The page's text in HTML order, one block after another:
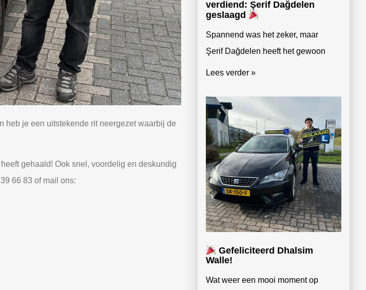
heb je een uitstekende rit neergezet waarbij de
gehaald! Ook snel, voordelig en deskundig
66 83 of mail ons:
verdiend: Şerif Dağdelen
geslaagd
Spannend was het zeker, maar
Şerif Dağdelen heeft het gewoon
Lees verder »
Gefeliciteerd Dhalsim
Walle!
Wat weer een mooi moment op